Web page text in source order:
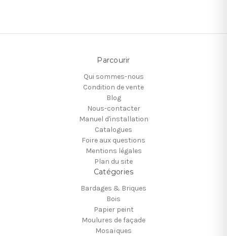
Parcourir
Qui sommes-nous
Condition de vente
Blog
Nous-contacter
Manuel d'installation
Catalogues
Foire aux questions
Mentions légales
Plan du site
Catégories
Bardages & Briques
Bois
Papier peint
Moulures de façade
Mosaïques